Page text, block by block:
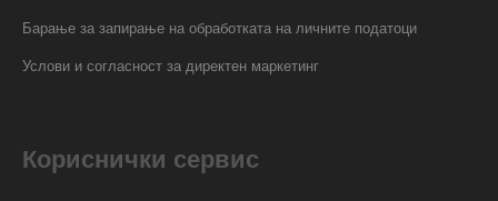
Барање за запирање на обработката на личните податоци
Услови и согласност за директен маркетинг
Кориснички сервис